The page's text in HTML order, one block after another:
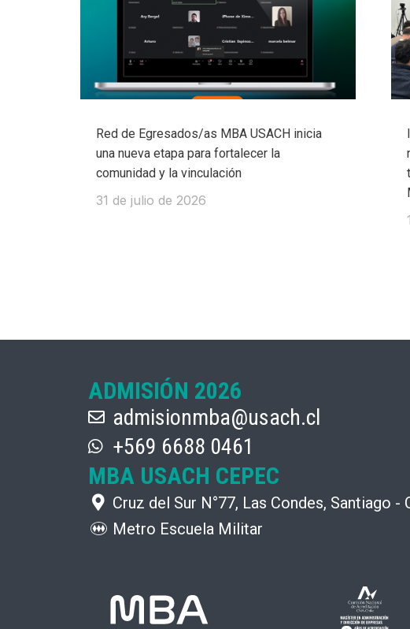
Red de Egresados/as MBA USACH inicia
una nueva etapa para fortalecer la
comunidad y la vinculación
31 de julio de 2026
ADMISIÓN 2026
admisionmba@usach.cl
+569 6688 0461
MBA USACH CEPEC
Cruz del Sur N°77, Las Condes, Santiago -
Metro Escuela Militar